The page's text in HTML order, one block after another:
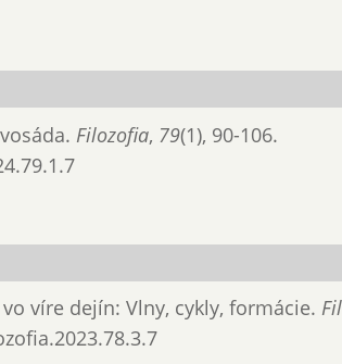
Filozofia, 79(1), 90-106.
vo víre dejín: Vlny, cykly, formácie.